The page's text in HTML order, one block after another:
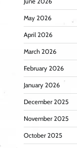
May 2026
April 2026
March 2026
February 2026
January 2026
December 2025
November 2025
October 2025